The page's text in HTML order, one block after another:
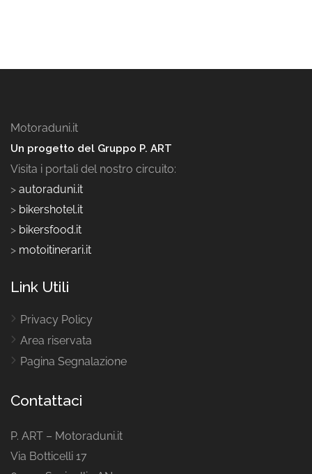
Motoraduni.it
Un progetto del Gruppo P. ART
Visita i portali del nostro circuito:
> autoraduni.it
> bikershotel.it
> bikersfood.it
> motoitinerari.it
Link Utili
Privacy Policy
Area riservata
Pagina Segnalazione
Contattaci
P. ART – Motoraduni.it
Via Botticelli 17